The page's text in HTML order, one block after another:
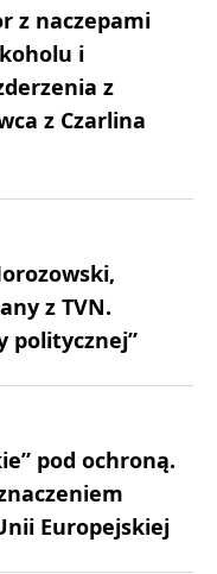
z naczepami
i
z
z Czarlina
z TVN.
politycznej”
pod ochroną.
Europejskiej